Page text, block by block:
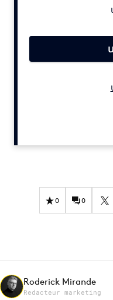
Contentmarketing
Effectiviteit
Gedragsverandering
Martech
Media
Merkstrategie
0 0
Roderick Mirande
Redacteur marketing